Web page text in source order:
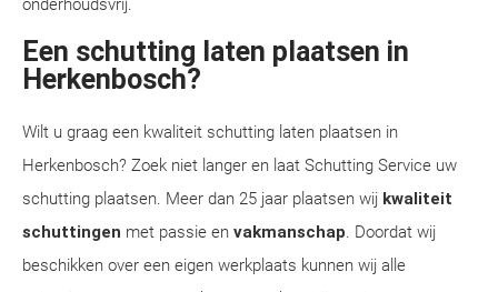
onderhoudsvrij.
Een schutting laten plaatsen in
Herkenbosch?
Wilt u graag een kwaliteit schutting laten plaatsen in
Herkenbosch? Zoek niet langer en laat Schutting Service uw
schutting plaatsen. Meer dan 25 jaar plaatsen wij kwaliteit
schuttingen met passie en vakmanschap. Doordat wij
beschikken over een eigen werkplaats kunnen wij alle